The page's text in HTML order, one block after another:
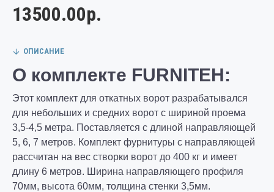
13500.00р.
ОПИСАНИЕ
О комплекте FURNITEH:
Этот комплект для откатных ворот разрабатывался
для небольших и средних ворот с шириной проема
3,5-4,5 метра. Поставляется с длиной направляющей
5, 6, 7 метров. Комплект фурнитуры с направляющей
рассчитан на вес створки ворот до 400 кг и имеет
длину 6 метров. Ширина направляющего профиля
70мм, высота 60мм, толщина стенки 3,5мм.